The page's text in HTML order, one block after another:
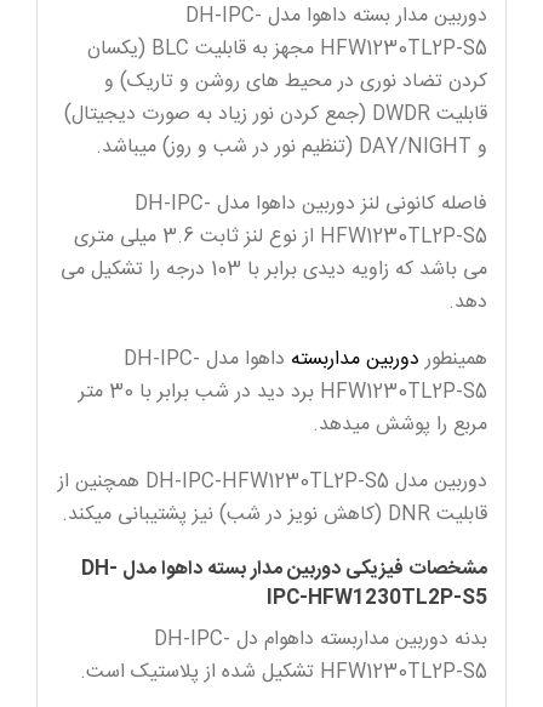
دوربین مدار بسته داهوا مدل DH-IPC-
HFW1230TL2P-S5 مجهز به قابلیت BLC (یکسان
کردن تضاد نوری در محیط های روشن و تاریک) و
قابلیت DWDR (جمع کردن نور زیاد به صورت دیجیتال)
و DAY/NIGHT (تنظیم نور در شب و روز) میباشد.
فاصله کانونی لنز دوربین داهوا مدل DH-IPC-
HFW1230TL2P-S5 از نوع لنز ثابت 3.6 میلی متری
می باشد که زاویه دیدی برابر با 103 درجه را تشکیل می
دهد.
همینطوردوربین مداربسته
داهوا مدل DH-IPC-
HFW1230TL2P-S5 برد دید در شب برابر با 30 متر
مربع را پوشش میدهد.
دوربین مدل DH-IPC-HFW1230TL2P-S5 همچنین از
قابلیت DNR (کاهش نویز در شب) نیز پشتیبانی میکند.
مشخصات فیزیکی دوربین مدار بسته داهوا مدل DH-
IPC-HFW1230TL2P-S5
بدنه دوربین مداربسته داهوام دل DH-IPC-
HFW1230TL2P-S5 تشکیل شده از پلاستیک است.